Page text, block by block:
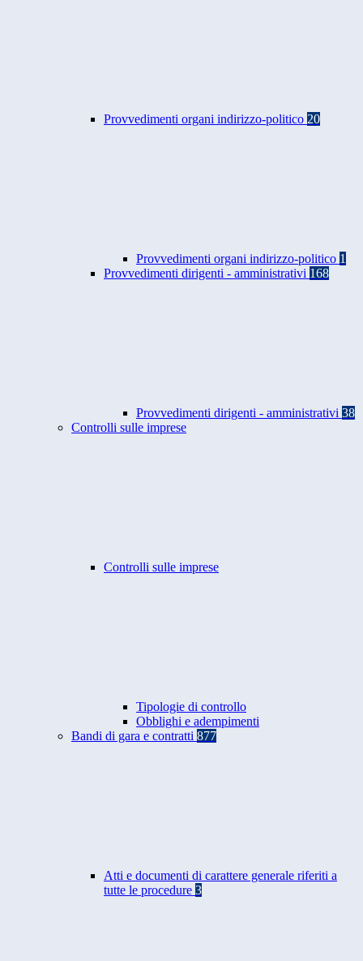
Provvedimenti organi indirizzo-politico 20
Provvedimenti organi indirizzo-politico 1
Provvedimenti dirigenti - amministrativi 168
Provvedimenti dirigenti - amministrativi 38
Controlli sulle imprese
Controlli sulle imprese
Tipologie di controllo
Obblighi e adempimenti
Bandi di gara e contratti 877
Atti e documenti di carattere generale riferiti a
tutte le procedure 3